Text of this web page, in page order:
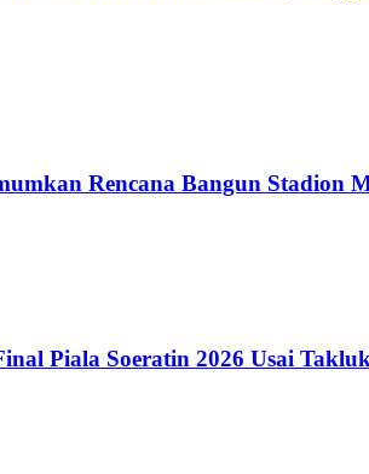
Rencana Bangun Stadion
Piala Soeratin 2026 Usai